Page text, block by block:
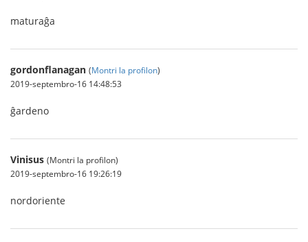
maturaĝa
gordonflanagan (Montri la profilon)
2019-septembro-16 14:48:53
ĝardeno
Vinisus (Montri la profilon)
2019-septembro-16 19:26:19
nordoriente